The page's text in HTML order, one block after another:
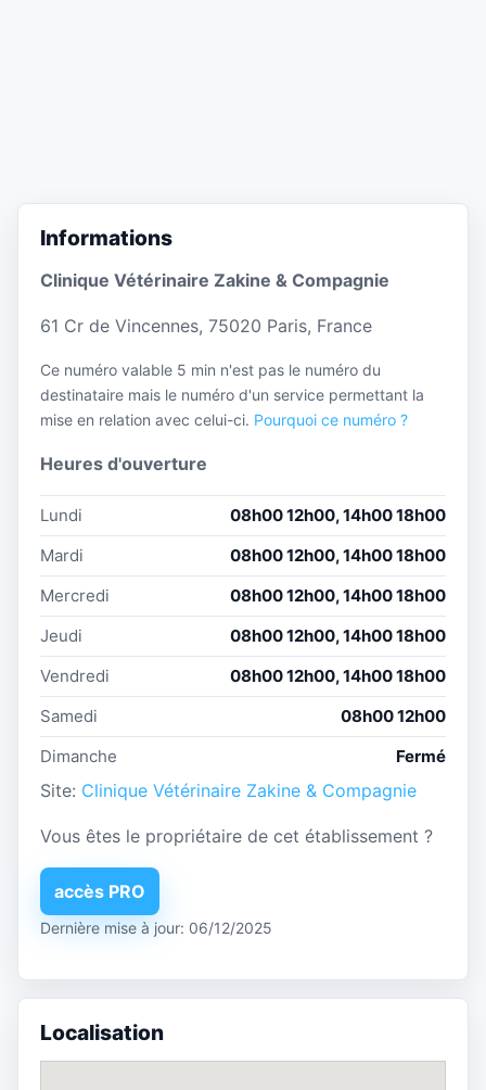
Informations
Clinique Vétérinaire Zakine & Compagnie
61 Cr de Vincennes, 75020 Paris, France
Ce numéro valable 5 min n'est pas le numéro du
destinataire mais le numéro d'un service permettant la
mise en relation avec celui-ci. Pourquoi ce numéro ?
Heures d'ouverture
Lundi
08h00 12h00, 14h00 18h00
Mardi
08h00 12h00, 14h00 18h00
Mercredi
08h00 12h00, 14h00 18h00
Jeudi
08h00 12h00, 14h00 18h00
Vendredi
08h00 12h00, 14h00 18h00
Samedi
08h00 12h00
Dimanche
Fermé
Site: Clinique Vétérinaire Zakine & Compagnie
Vous êtes le propriétaire de cet établissement ?
accès PRO
Dernière mise à jour: 06/12/2025
Localisation